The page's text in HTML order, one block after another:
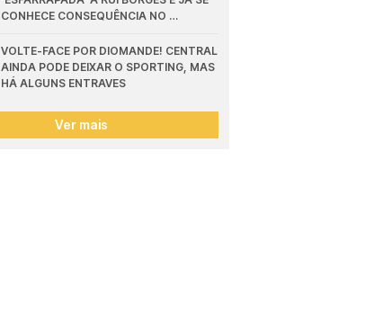
CONHECE CONSEQUÊNCIA NO
VOLTE-FACE POR DIOMANDE! CENTRAL
AINDA PODE DEIXAR O SPORTING, MAS
HÁ ALGUNS ENTRAVES
Ver mais